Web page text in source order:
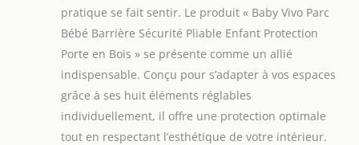
pratique se fait sentir. Le produit « Baby Vivo Parc
Bébé Barrière Sécurité Pliable Enfant Protection
Porte en Bois » se présente comme un allié
indispensable. Conçu pour s’adapter à vos espaces
grâce à ses huit éléments réglables
individuellement, il offre une protection optimale
tout en respectant l’esthétique de votre intérieur.